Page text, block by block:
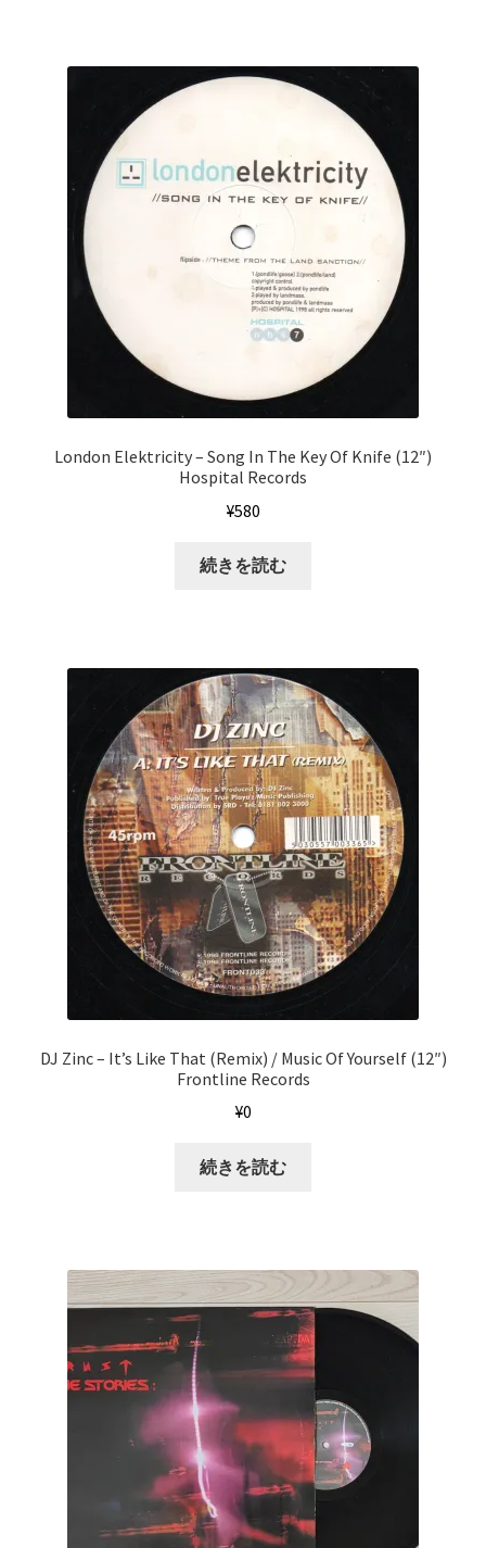
London Elektricity ‎– Song In The Key Of Knife (12″)
Hospital Records
¥580
続きを読む
DJ Zinc ‎– It’s Like That (Remix) / Music Of Yourself (12″)
Frontline Records
¥0
続きを読む